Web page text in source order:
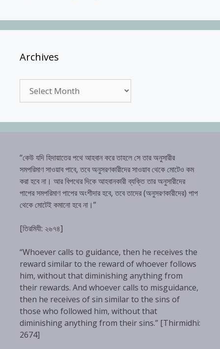
Archives
“কেউ যদি হিদায়াতের পথে আহবান করে তাহলে সে তার অনুসারীর
সমপরিমাণ সাওয়াব পাবে, তবে অনুসরণকারীদের সাওয়াব থেকে মোটেও কম
করা হবে না। আর বিপথের দিকে আহবানকারী ব্যক্তি তার অনুসারীদের
পাপের সমপরিমাণ পাপের অংশীদার হবে, তবে তাদের (অনুসরণকারীদের) পাপ
থেকে মোটেই কমানো হবে না।”
[তিরমিযী: ২৬৭৪]
“Whoever calls to guidance, then he receives the
reward similar to the reward of whoever follows
him, without that diminishing anything from
their rewards. And whoever calls to misguidance,
then he receives of sin similar to the sins of
those who followed him, without that
diminishing anything from their sins.” [Thirmidhi:
2674]